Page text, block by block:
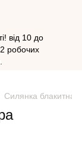
від 10 до
робочих
Силянка блакитна